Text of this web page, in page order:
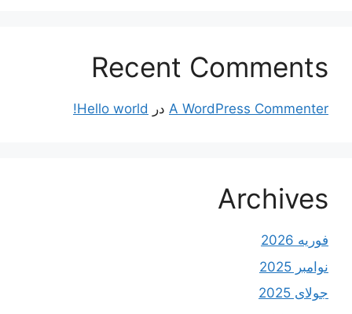
Recent Comments
A WordPress Commenter در Hello world!
Archives
فوریه 2026
نوامبر 2025
جولای 2025